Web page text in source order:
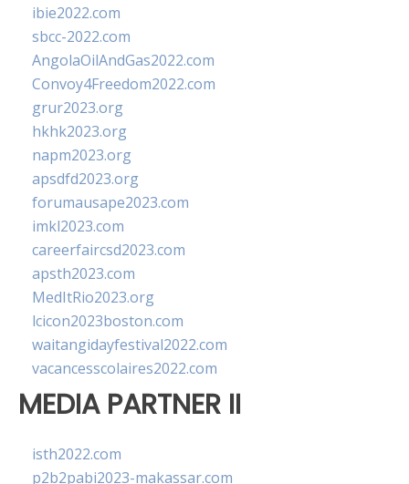
ibie2022.com
sbcc-2022.com
AngolaOilAndGas2022.com
Convoy4Freedom2022.com
grur2023.org
hkhk2023.org
napm2023.org
apsdfd2023.org
forumausape2023.com
imkl2023.com
careerfaircsd2023.com
apsth2023.com
MedItRio2023.org
lcicon2023boston.com
waitangidayfestival2022.com
vacancesscolaires2022.com
MEDIA PARTNER II
isth2022.com
p2b2pabi2023-makassar.com